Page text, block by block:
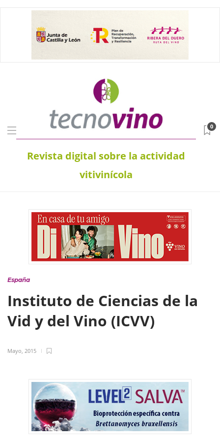
Revista digital sobre la actividad
vitivinícola
0
España
Instituto de Ciencias de la
Vid y del Vino (ICVV)
Mayo, 2015